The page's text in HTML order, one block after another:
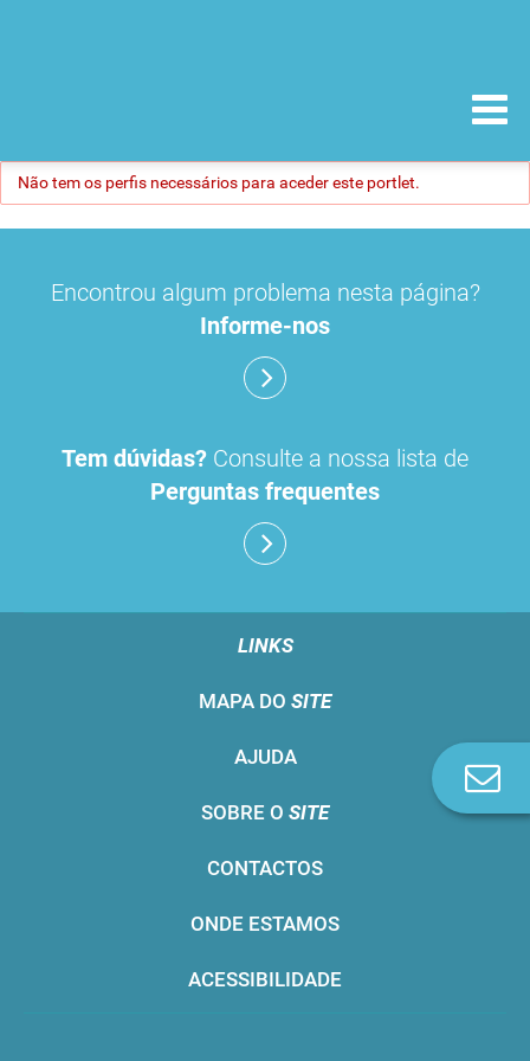
Não tem os perfis necessários para aceder este portlet.
Encontrou algum problema nesta página?
Informe-nos
Tem dúvidas? Consulte a nossa lista de
Perguntas frequentes
LINKS
MAPA DO SITE
AJUDA
SOBRE O SITE
CONTACTOS
ONDE ESTAMOS
ACESSIBILIDADE